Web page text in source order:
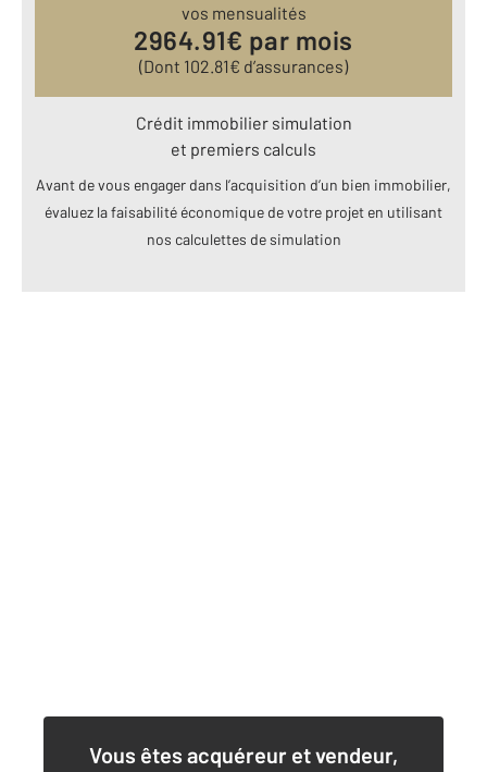
vos mensualités
2964.91€ par mois
(Dont 102.81€ d’assurances)
Crédit immobilier simulation
et premiers calculs
Avant de vous engager dans l’acquisition d’un bien immobilier,
évaluez la faisabilité économique de votre projet en utilisant
nos calculettes de simulation
Vous êtes acquéreur et vendeur,